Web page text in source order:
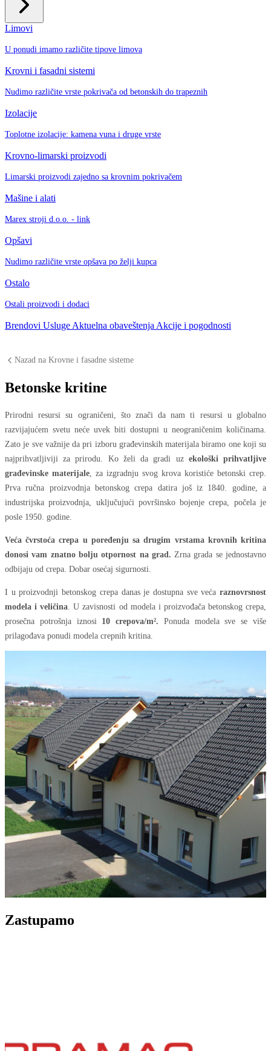
Limovi
U ponudi imamo različite tipove limova
Krovni i fasadni sistemi
Nudimo različite vrste pokrivača od betonskih do trapeznih
Izolacije
Toplotne izolacije: kamena vuna i druge vrste
Krovno-limarski proizvodi
Limarski proizvodi zajedno sa krovnim pokrivačem
Mašine i alati
Marex stroji d.o.o. - link
Opšavi
Nudimo različite vrste opšava po želji kupca
Ostalo
Ostali proizvodi i dodaci
Brendovi Usluge Aktuelna obaveštenja Akcije i pogodnosti
Nazad na Krovne i fasadne sisteme
Betonske kritine
Prirodni resursi su ograničeni, što znači da nam ti resursi u globalno
razvijajućem svetu neće uvek biti dostupni u neograničenim količinama.
Zato je sve važnije da pri izboru građevinskih materijala biramo one koji su
najprihvatljiviji za prirodu. Ko želi da gradi uz ekološki prihvatljive
građevinske materijale , za izgradnju svog krova koristiće betonski crep.
Prva ručna proizvodnja betonskog crepa datira još iz 1840. godine, a
industrijska proizvodnja, uključujući površinsko bojenje crepa, počela je
posle 1950. godine.
Veća čvrstoća crepa u poređenju sa drugim vrstama krovnih kritina
donosi vam znatno bolju otpornost na grad. Zrna grada se jednostavno
odbijaju od crepa. Dobar osećaj sigurnosti.
I u proizvodnji betonskog crepa danas je dostupna sve veća raznovrsnost
modela i veličina . U zavisnosti od modela i proizvođača betonskog crepa,
prosečna potrošnja iznosi 10 crepova/m². Ponuda modela sve se više
prilagođava ponudi modela crepnih kritina.
Zastupamo